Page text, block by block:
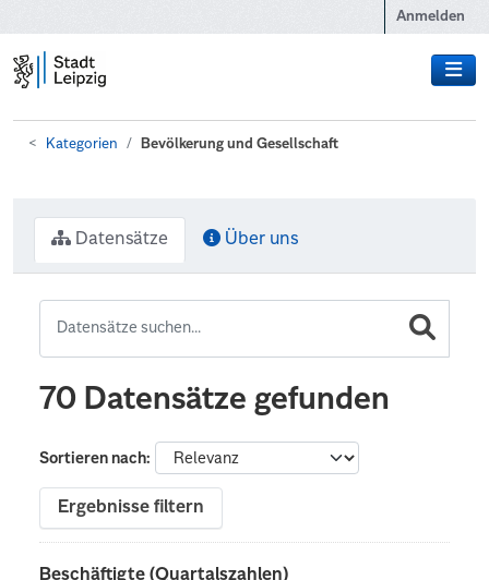
Anmelden
Kategorien Bevölkerung und Gesellschaft
Datensätze Über uns
70 Datensätze gefunden
Sortieren nach
Ergebnisse filtern
Beschäftigte (Quartalszahlen)